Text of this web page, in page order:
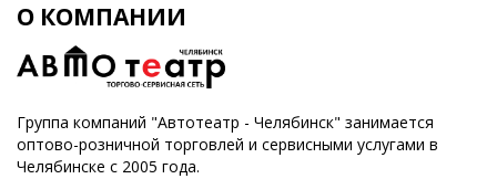
О КОМПАНИИ
Группа компаний "Автотеатр - Челябинск" занимается
оптово-розничной торговлей и сервисными услугами в
Челябинске с 2005 года.